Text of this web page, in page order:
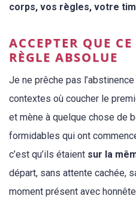
corps, vos règles, votre
ACCEPTER QUE
RÈGLE ABSOLUE
Je ne prêche pas
contextes où coucher le
et mène à quelque chose de
formidables qui ont
c’est qu’ils étaient sur la
départ, sans attente cachée,
moment présent avec